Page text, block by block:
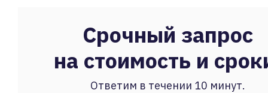
Срочный запрос
на стоимость и
Ответим в течении 10 минут.